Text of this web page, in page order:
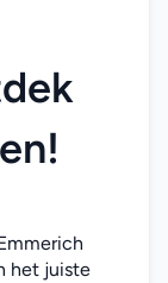
het juiste